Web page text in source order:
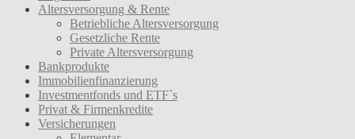
Altersversorgung & Rente
Betriebliche Altersversorgung
Gesetzliche Rente
Private Altersversorgung
Bankprodukte
Immobilienfinanzierung
Investmentfonds und ETF`s
Privat & Firmenkredite
Versicherungen